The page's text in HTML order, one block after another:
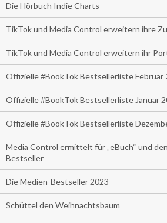
Die Hörbuch Indie Charts
TikTok und Media Control erweitern ihre
TikTok und Media Control erweitern ihr
Offizielle #BookTok Bestsellerliste Februar
Offizielle #BookTok Bestsellerliste Januar
Offizielle #BookTok Bestsellerliste
Media Control ermittelt für „eBuch“ und den
Bestseller
Die Medien-Bestseller 2023
Schüttel den Weihnachtsbaum